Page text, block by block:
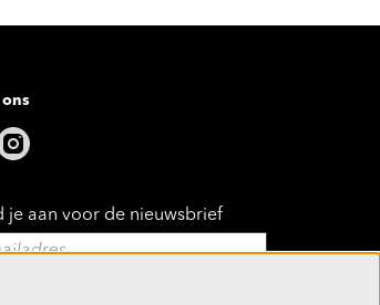
je aan voor de nieuwsbrief